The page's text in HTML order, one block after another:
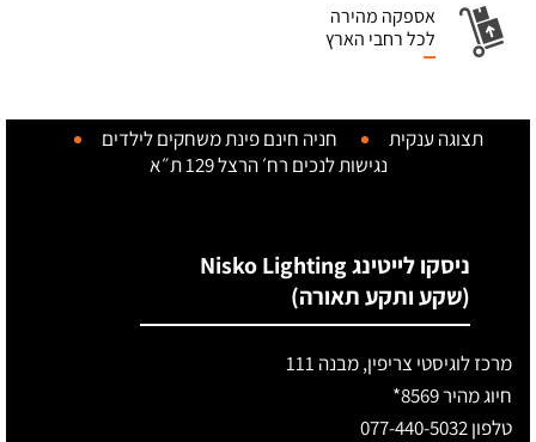
אספקה מהירה
לכל רחבי הארץ
תצוגה ענקית חניה חינם פינת משחקים לילדים
נגישות לנכים רח׳ הרצל 129 ת״א
ניסקו לייטינג Nisko Lighting
(שקע ותקע תאורה)
מרכז לוגיסטי צריפין, מבנה 111
חיוג מהיר 8569*
טלפון 077-440-5032